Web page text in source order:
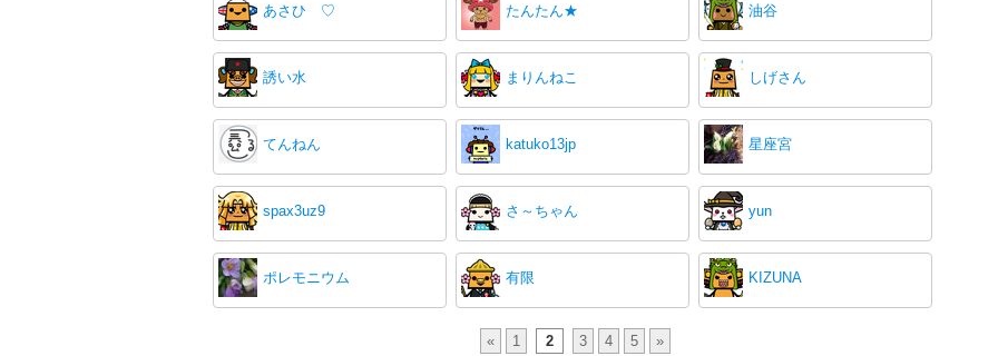
あさひ ♡ たんたん★ 油谷
誘い水 まりんねこ しげさん
てんねん katuko13jp 星座宮
spax3uz9 さ～ちゃん yun
ポレモニウム 有限 KIZUNA
« 1 2 3 4 5 »